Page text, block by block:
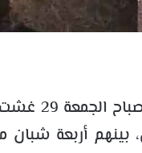
بينهم أربعة